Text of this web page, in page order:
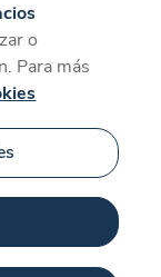
o
Para más